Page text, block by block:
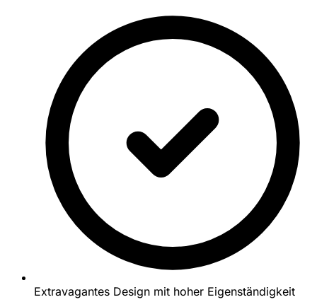
Extravagantes Design mit hoher Eigenständigkeit